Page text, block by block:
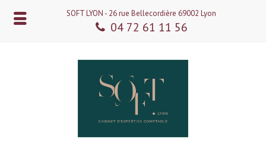
SOFT LYON - 26 rue Bellecordière 69002 Lyon
04 72 61 11 56